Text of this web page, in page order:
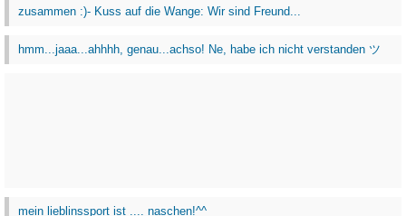
zusammen :)- Kuss auf die Wange: Wir sind Freund...
hmm...jaaa...ahhhh, genau...achso! Ne, habe ich nicht verstanden ツ
mein lieblinssport ist .... naschen!^^